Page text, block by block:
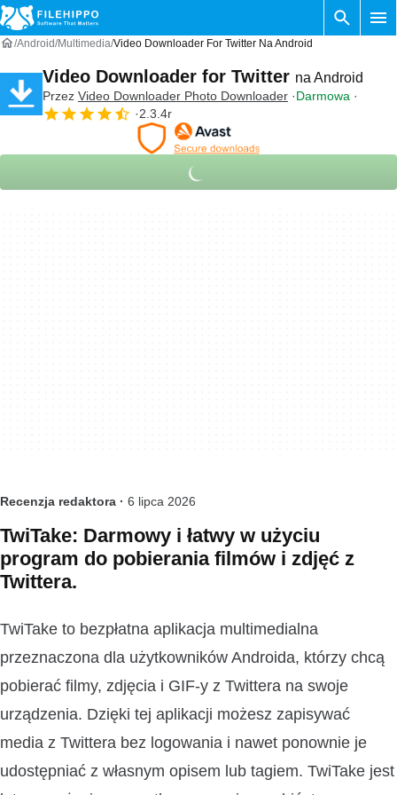
Android Multimedia Video Downloader For Twitter Na Android
Video Downloader for Twitter na Android
Przez Video Downloader Photo Downloader
Darmowa
2.3.4r
Recenzja redaktora · 6 lipca 2026
TwiTake: Darmowy i łatwy w użyciu
program do pobierania filmów i zdjęć z
Twittera.
TwiTake to bezpłatna aplikacja multimedialna
przeznaczona dla użytkowników Androida, którzy chcą
pobierać filmy, zdjęcia i GIF-y z Twittera na swoje
urządzenia. Dzięki tej aplikacji możesz zapisywać
media z Twittera bez logowania i nawet ponownie je
udostępniać z własnym opisem lub tagiem. TwiTake jest